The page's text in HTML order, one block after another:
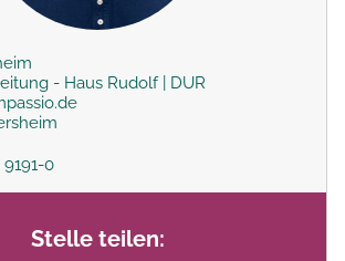
- Haus Rudolf | DUR
9191-0
Stelle teilen: